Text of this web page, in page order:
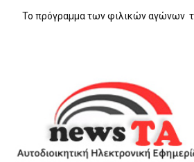
Το πρόγραμμα των φιλικών αγώνων